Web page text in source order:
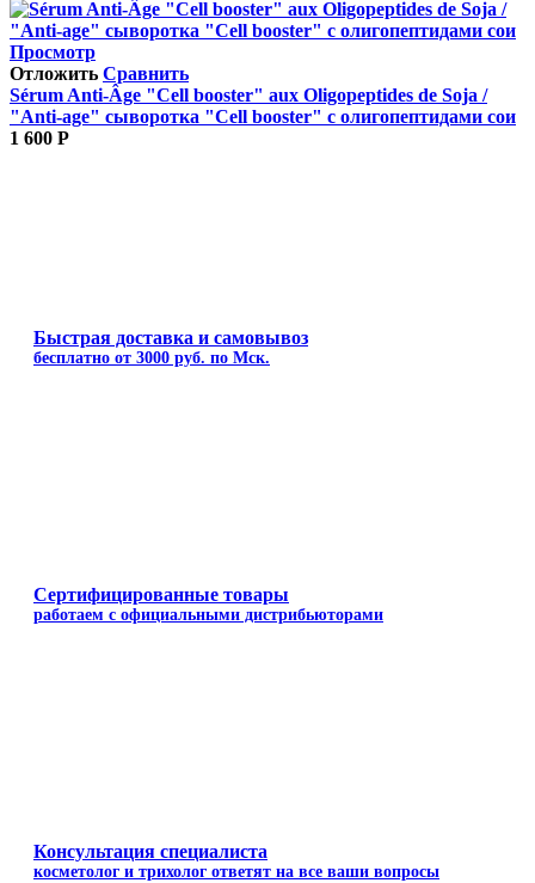
Просмотр
Отложить Сравнить
Sérum Anti‐Âge "Cell booster" aux Oligopeptides de Soja /
"Anti‐age" сыворотка "Cell booster" с олигопептидами сои
1 600 Р
Быстрая доставка и самовывоз
бесплатно от 3000 руб. по Мск.
Сертифицированные товары
работаем с официальными дистрибьюторами
Консультация специалиста
косметолог и трихолог ответят на все ваши вопросы